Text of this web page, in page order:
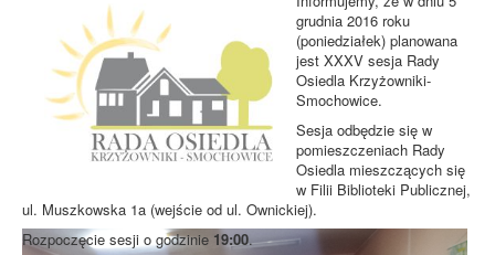
grudnia 2016 roku
(poniedziałek) planowana
jest XXXV sesja Rady
Osiedla Krzyżowniki-
Smochowice.
Sesja odbędzie się w
pomieszczeniach Rady
Osiedla mieszczących się
w Filii Biblioteki Publicznej,
ul. Muszkowska 1a (wejście od ul. Ownickiej).
Rozpoczęcie sesji o godzinie 19:00.